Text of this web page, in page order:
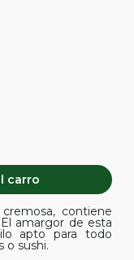
carro
contiene
amargor de esta
apto para todo
o sushi.